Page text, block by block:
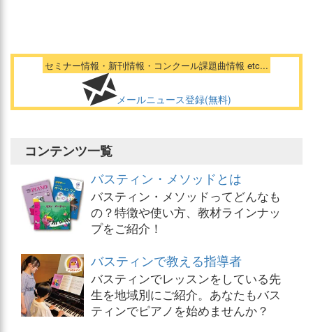
セミナー情報・新刊情報・コンクール課題曲情報 etc...
メールニュース登録(無料)
コンテンツ一覧
バスティン・メソッドとは
バスティン・メソッドってどんなも
の？特徴や使い方、教材ラインナッ
プをご紹介！
バスティンで教える指導者
バスティンでレッスンをしている先
生を地域別にご紹介。あなたもバス
ティンでピアノを始めませんか？